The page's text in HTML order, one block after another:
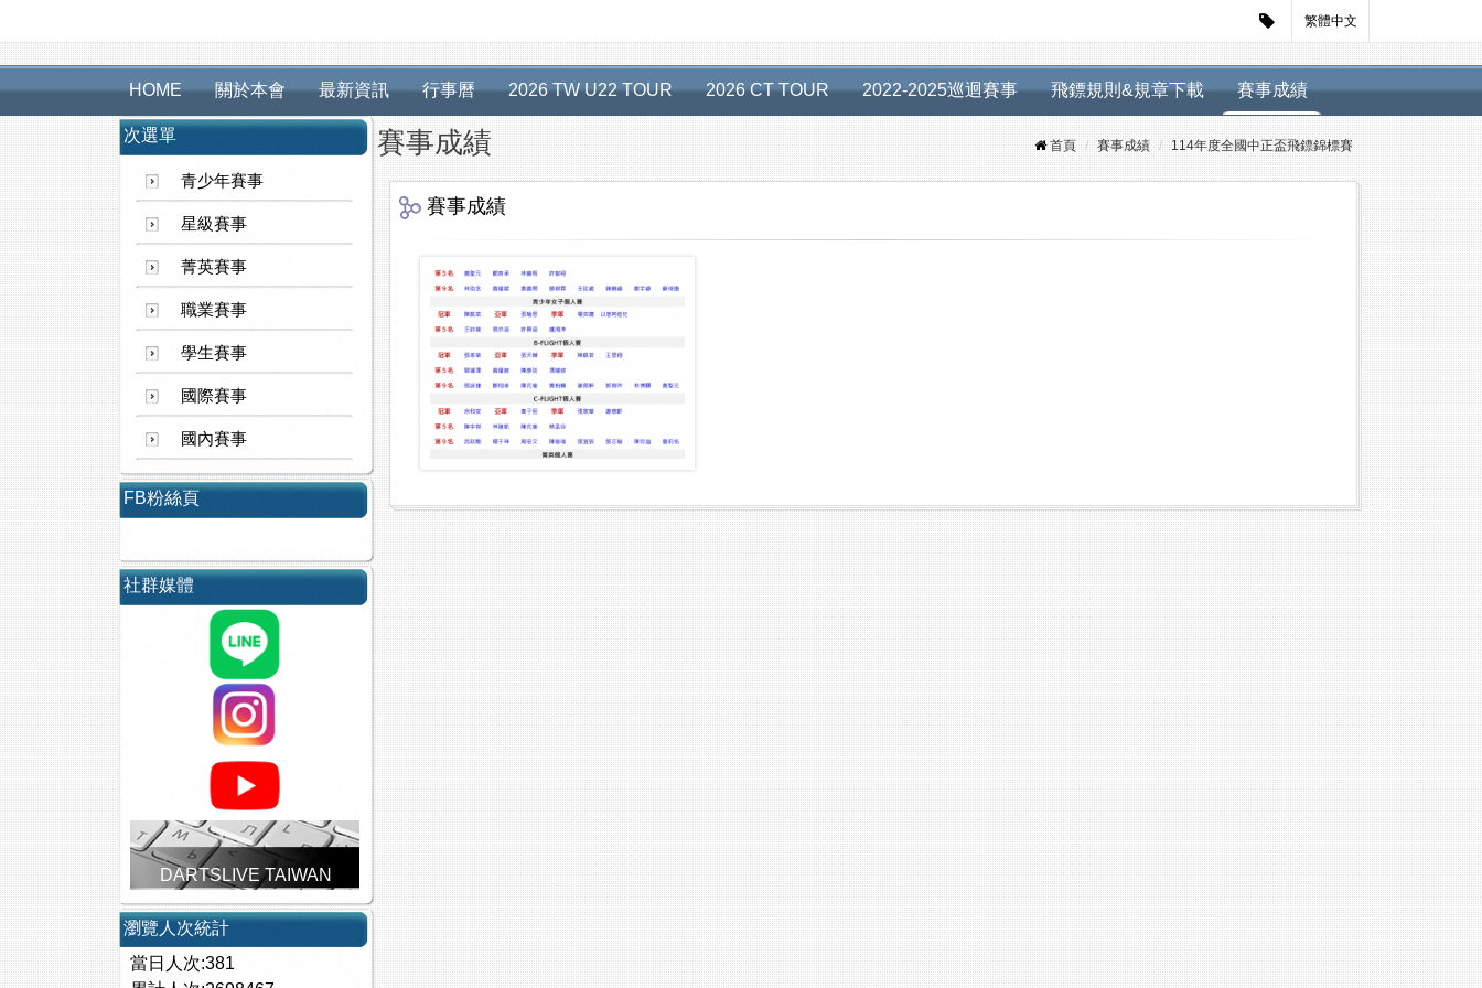
繁體中文
HOME 關於本會 最新資訊 行事曆 2026 TW U22 TOUR 2026 CT TOUR 2022-2025巡迴賽事 飛鏢規則&規章下載 賽事成績
次選單
青少年賽事
星級賽事
菁英賽事
職業賽事
學生賽事
國際賽事
國內賽事
FB粉絲頁
社群媒體
DARTSLIVE TAIWAN
瀏覽人次統計
當日人次:381
賽事成績 首頁 賽事成績 114年度全國中正盃飛鏢錦標賽
賽事成績